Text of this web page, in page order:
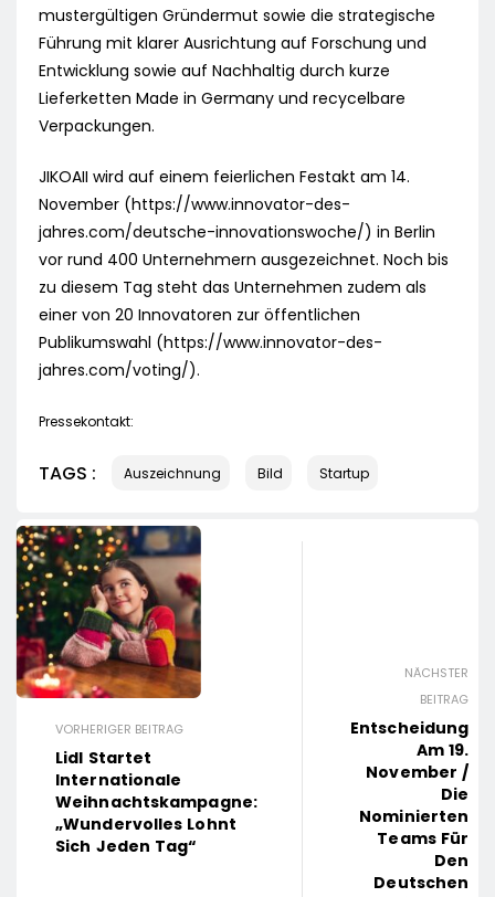
mustergültigen Gründermut sowie die strategische
Führung mit klarer Ausrichtung auf Forschung und
Entwicklung sowie auf Nachhaltig durch kurze
Lieferketten Made in Germany und recycelbare
Verpackungen.
JIKOAII wird auf einem feierlichen Festakt am 14.
November (https://www.innovator-des-
jahres.com/deutsche-innovationswoche/) in Berlin
vor rund 400 Unternehmern ausgezeichnet. Noch bis
zu diesem Tag steht das Unternehmen zudem als
einer von 20 Innovatoren zur öffentlichen
Publikumswahl (https://www.innovator-des-
jahres.com/voting/).
Pressekontakt:
TAGS : Auszeichnung Bild Startup
VORHERIGER BEITRAG
Lidl Startet
Internationale
Weihnachtskampagne:
„Wundervolles Lohnt
Sich Jeden Tag“
NÄCHSTER
BEITRAG
Entscheidung
Am 19.
November /
Die
Nominierten
Teams Für
Den
Deutschen